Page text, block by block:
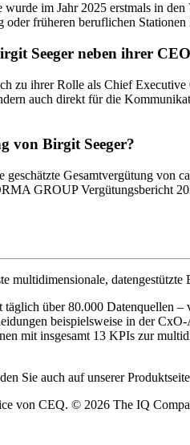
wurde im Jahr 2025 erstmals in
früheren beruflichen
Seeger neben ihrer
zu ihrer Rolle als Chief
auch direkt für die
von Birgit Seeger?
Gesamtvergütung
GROUP Vergütungsbericht
multidimensionale,
über 80.000 Datenquellen
beispielsweise in der
mit insgesamt 13 KPIs zur
Sie auch auf unserer
von CEQ. © 2026 The IQ